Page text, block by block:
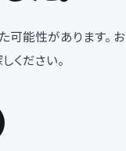
能性があります。 お
ください。